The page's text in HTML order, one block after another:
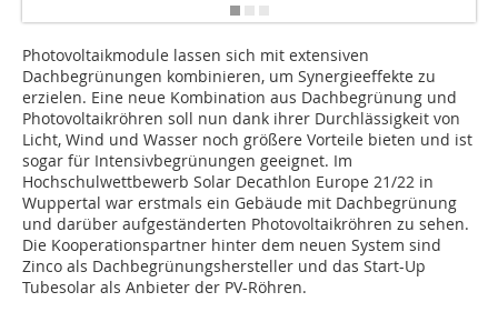
Photovoltaikmodule lassen sich mit extensiven
Dachbegrünungen kombinieren, um Synergieeffekte zu
erzielen. Eine neue Kombination aus Dachbegrünung und
Photovoltaikröhren soll nun dank ihrer Durchlässigkeit von
Licht, Wind und Wasser noch größere Vorteile bieten und ist
sogar für Intensivbegrünungen geeignet. Im
Hochschulwettbewerb Solar Decathlon Europe 21/22 in
Wuppertal war erstmals ein Gebäude mit Dachbegrünung
und darüber aufgeständerten Photovoltaikröhren zu sehen.
Die Kooperationspartner hinter dem neuen System sind
Zinco als Dachbegrünungshersteller und das Start-Up
Tubesolar als Anbieter der PV-Röhren.